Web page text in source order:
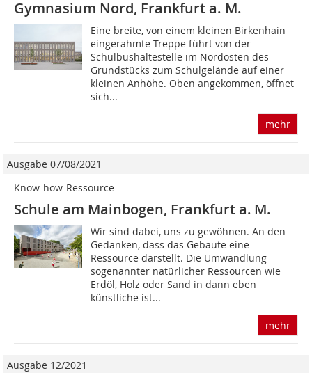
Gymnasium Nord, Frankfurt a. M.
Eine breite, von einem kleinen Birkenhain
eingerahmte Treppe führt von der
Schulbushaltestelle im Nordosten des
Grundstücks zum Schulgelände auf einer
kleinen Anhöhe. Oben angekommen, öffnet
sich...
mehr
Ausgabe 07/08/2021
Know-how-Ressource
Schule am Mainbogen, Frankfurt a. M.
Wir sind dabei, uns zu gewöhnen. An den
Gedanken, dass das Gebaute eine
Ressource darstellt. Die Umwandlung
sogenannter natürlicher Ressourcen wie
Erdöl, Holz oder Sand in dann eben
künstliche ist...
mehr
Ausgabe 12/2021